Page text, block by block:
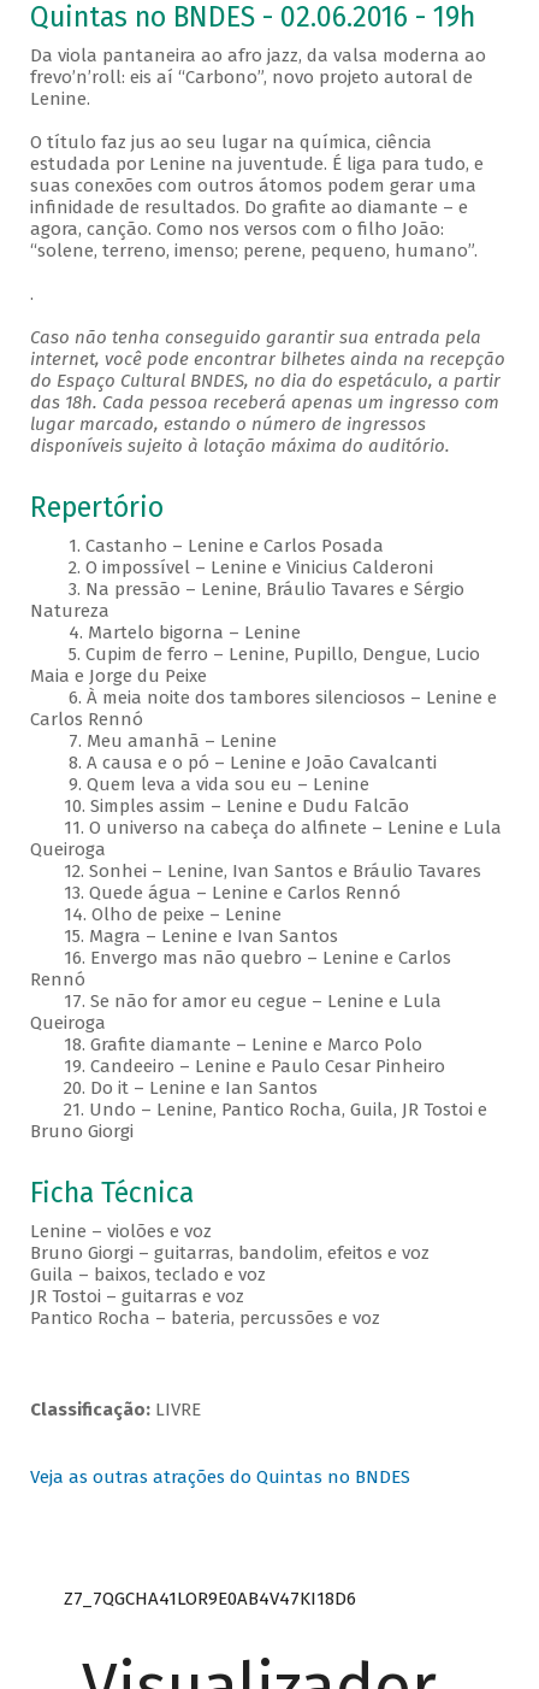
Quintas no BNDES - 02.06.2016 - 19h
Da viola pantaneira ao afro jazz, da valsa moderna ao
frevo’n’roll: eis aí “Carbono”, novo projeto autoral de
Lenine.
O título faz jus ao seu lugar na química, ciência
estudada por Lenine na juventude. É liga para tudo, e
suas conexões com outros átomos podem gerar uma
infinidade de resultados. Do grafite ao diamante – e
agora, canção. Como nos versos com o filho João:
“solene, terreno, imenso; perene, pequeno, humano”.
.
Caso não tenha conseguido garantir sua entrada pela
internet, você pode encontrar bilhetes ainda na recepção
do Espaço Cultural BNDES, no dia do espetáculo, a partir
das 18h. Cada pessoa receberá apenas um ingresso com
lugar marcado, estando o número de ingressos
disponíveis sujeito à lotação máxima do auditório.
Repertório
1. Castanho – Lenine e Carlos Posada
2. O impossível – Lenine e Vinicius Calderoni
3. Na pressão – Lenine, Bráulio Tavares e Sérgio
Natureza
4. Martelo bigorna – Lenine
5. Cupim de ferro – Lenine, Pupillo, Dengue, Lucio
Maia e Jorge du Peixe
6. À meia noite dos tambores silenciosos – Lenine e
Carlos Rennó
7. Meu amanhã – Lenine
8. A causa e o pó – Lenine e João Cavalcanti
9. Quem leva a vida sou eu – Lenine
10. Simples assim – Lenine e Dudu Falcão
11. O universo na cabeça do alfinete – Lenine e Lula
Queiroga
12. Sonhei – Lenine, Ivan Santos e Bráulio Tavares
13. Quede água – Lenine e Carlos Rennó
14. Olho de peixe – Lenine
15. Magra – Lenine e Ivan Santos
16. Envergo mas não quebro – Lenine e Carlos
Rennó
17. Se não for amor eu cegue – Lenine e Lula
Queiroga
18. Grafite diamante – Lenine e Marco Polo
19. Candeeiro – Lenine e Paulo Cesar Pinheiro
20. Do it – Lenine e Ian Santos
21. Undo – Lenine, Pantico Rocha, Guila, JR Tostoi e
Bruno Giorgi
Ficha Técnica
Lenine – violões e voz
Bruno Giorgi – guitarras, bandolim, efeitos e voz
Guila – baixos, teclado e voz
JR Tostoi – guitarras e voz
Pantico Rocha – bateria, percussões e voz
Classificação: LIVRE
Veja as outras atrações do Quintas no BNDES
Z7_7QGCHA41LOR9E0AB4V47KI18D6